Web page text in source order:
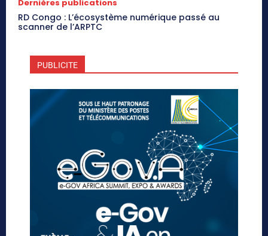
Dernières publications
RD Congo : L’écosystème numérique passé au
scanner de l’ARPTC
PUBLICITE